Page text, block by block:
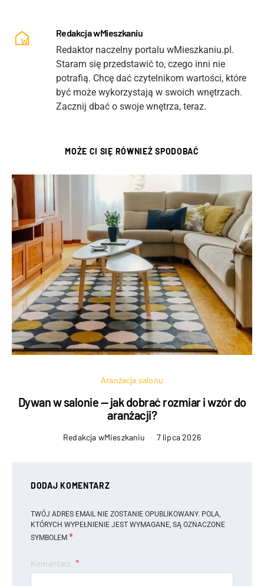
Redakcja wMieszkaniu
Redaktor naczelny portalu wMieszkaniu.pl.
Staram się przedstawić to, czego inni nie
potrafią. Chcę dać czytelnikom wartości, które
być może wykorzystają w swoich wnętrzach.
Zacznij dbać o swoje wnętrza, teraz.
MOŻE CI SIĘ RÓWNIEŻ SPODOBAĆ
Aranżacja salonu
Dywan w salonie — jak dobrać rozmiar i wzór do
aranżacji?
Redakcja wMieszkaniu 7 lipca 2026
DODAJ KOMENTARZ
TWÓJ ADRES EMAIL NIE ZOSTANIE OPUBLIKOWANY. POLA,
KTÓRYCH WYPEŁNIENIE JEST WYMAGANE, SĄ OZNACZONE
SYMBOLEM *
Komentarz